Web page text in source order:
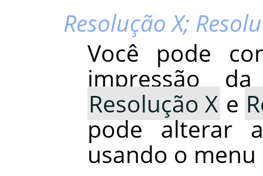
Resolução X;
Você pode
impressão
Resolução X e
pode alterar
usando o